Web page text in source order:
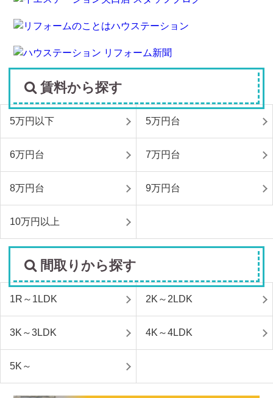
賃料から探す
5万円以下 5万円台
6万円台 7万円台
8万円台 9万円台
10万円以上
間取りから探す
1R～1LDK 2K～2LDK
3K～3LDK 4K～4LDK
5K～